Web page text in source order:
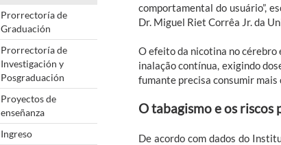
Prorrectoría de
Graduación
Prorrectoría de
Investigación y
Posgraduación
Proyectos de
enseñanza
Ingreso
comportamental do usuário”,
Dr. Miguel Riet Corrêa Jr. da
O efeito da nicotina no cérebro
inalação contínua, exigindo
fumante precisa consumir mais
O tabagismo e os riscos
De acordo com dados do